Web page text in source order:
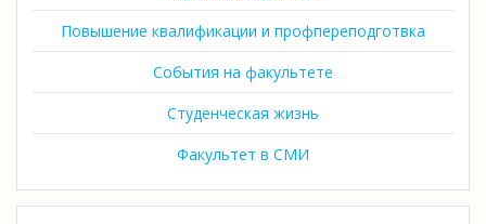
Повышение квалификации и профпереподготвка
События на факультете
Студенческая жизнь
Факультет в СМИ